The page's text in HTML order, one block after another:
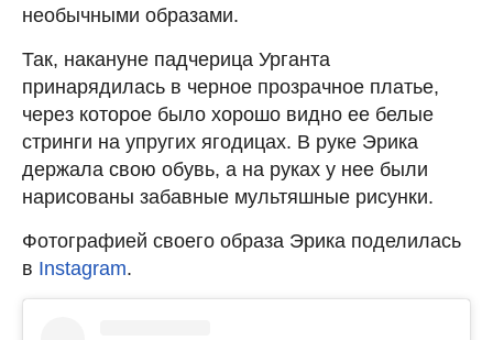
необычными образами.
Так, накануне падчерица Урганта
принарядилась в черное прозрачное платье,
через которое было хорошо видно ее белые
стринги на упругих ягодицах. В руке Эрика
держала свою обувь, а на руках у нее были
нарисованы забавные мультяшные рисунки.
Фотографией своего образа Эрика поделилась
в Instagram.